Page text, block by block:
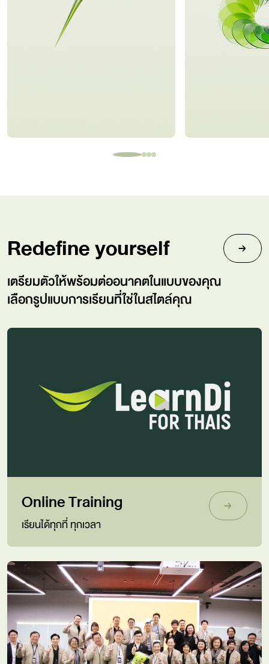
Redefine yourself
เตรียมตัวให้พร้อมต่ออนาคตในแบบของคุณ
เลือกรูปแบบการเรียนที่ใช่ในสไตล์คุณ
Online Training
เรียนได้ทุกที่ ทุกเวลา